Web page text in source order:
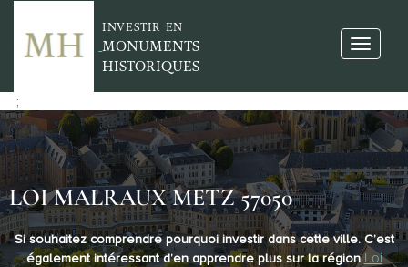
INVESTIR EN
MONUMENTS
HISTORIQUES
';
LOI MALRAUX METZ 57050
Si souhaitez comprendre pourquoi investir dans cette ville. C’est
également intéressant d’en apprendre plus sur la régionLoi